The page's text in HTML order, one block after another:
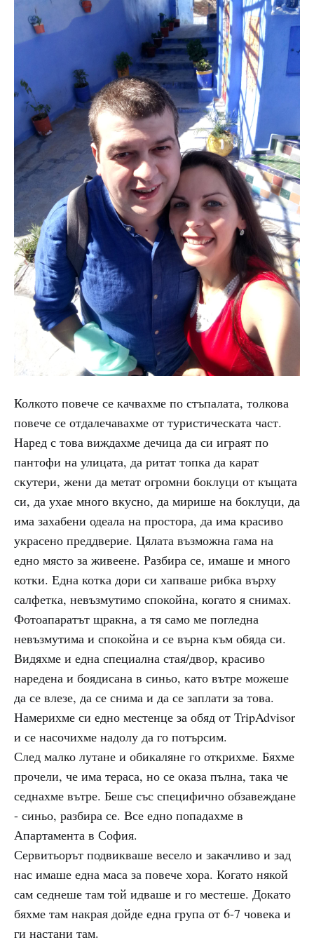
Колкото повече се качвахме по стъпалата, толкова
повече се отдалечавахме от туристическата част.
Наред с това виждахме дечица да си играят по
пантофи на улицата, да ритат топка да карат
скутери, жени да метат огромни боклуци от къщата
си, да ухае много вкусно, да мирише на боклуци, да
има захабени одеала на простора, да има красиво
украсено преддверие. Цялата възможна гама на
едно място за живеене. Разбира се, имаше и много
котки. Една котка дори си хапваше рибка върху
салфетка, невъзмутимо спокойна, когато я снимах.
Фотоапаратът щракна, а тя само ме погледна
невъзмутима и спокойна и се върна към обяда си.
Видяхме и една специална стая/двор, красиво
наредена и боядисана в синьо, като вътре можеше
да се влезе, да се снима и да се заплати за това.
Намерихме си едно местенце за обяд от TripAdvisor
и се насочихме надолу да го потърсим.
След малко лутане и обикаляне го открихме. Бяхме
прочели, че има тераса, но се оказа пълна, така че
седнахме вътре. Беше със специфично обзавеждане
- синьо, разбира се. Все едно попадахме в
Апартамента в София.
Сервитьорът подвикваше весело и закачливо и зад
нас имаше една маса за повече хора. Когато някой
сам седнеше там той идваше и го местеше. Докато
бяхме там накрая дойде една група от 6-7 човека и
ги настани там.